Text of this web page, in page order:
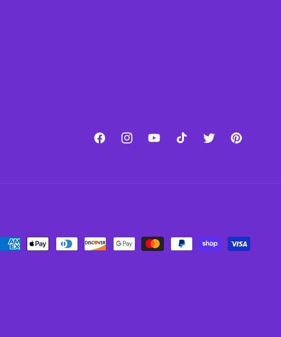
FacebookInstagramYouTubeTikTok Twitter Pinterest
Payment